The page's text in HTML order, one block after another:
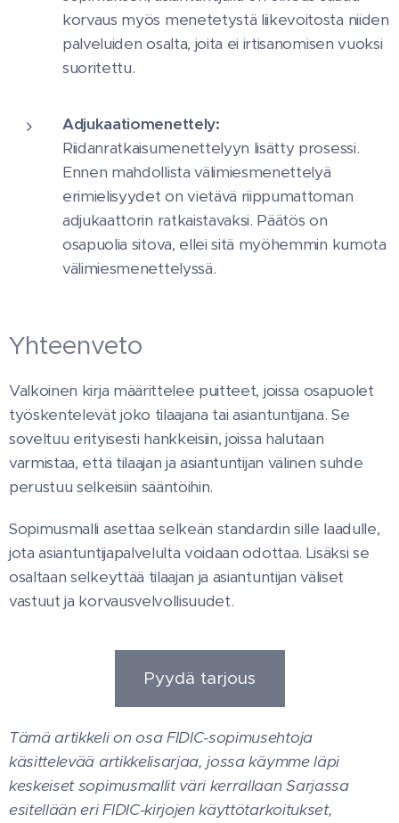
korvaus myös menetetystä liikevoitosta niiden
palveluiden osalta, joita ei irtisanomisen vuoksi
suoritettu.
Adjukaatiomenettely:
Riidanratkaisumenettelyyn lisätty prosessi.
Ennen mahdollista välimiesmenettelyä
erimielisyydet on vietävä riippumattoman
adjukaattorin ratkaistavaksi. Päätös on
osapuolia sitova, ellei sitä myöhemmin kumota
välimiesmenettelyssä.
Yhteenveto
Valkoinen kirja määrittelee puitteet, joissa osapuolet
työskentelevät joko tilaajana tai asiantuntijana. Se
soveltuu erityisesti hankkeisiin, joissa halutaan
varmistaa, että tilaajan ja asiantuntijan välinen suhde
perustuu selkeisiin sääntöihin.
Sopimusmalli asettaa selkeän standardin sille laadulle,
jota asiantuntijapalvelulta voidaan odottaa. Lisäksi se
osaltaan selkeyttää tilaajan ja asiantuntijan väliset
vastuut ja korvausvelvollisuudet.
Pyydä tarjous
Tämä artikkeli on osa FIDIC-sopimusehtoja
käsittelevää artikkelisarjaa, jossa käymme läpi
keskeiset sopimusmallit väri kerrallaan Sarjassa
esitellään eri FIDIC-kirjojen käyttötarkoitukset,